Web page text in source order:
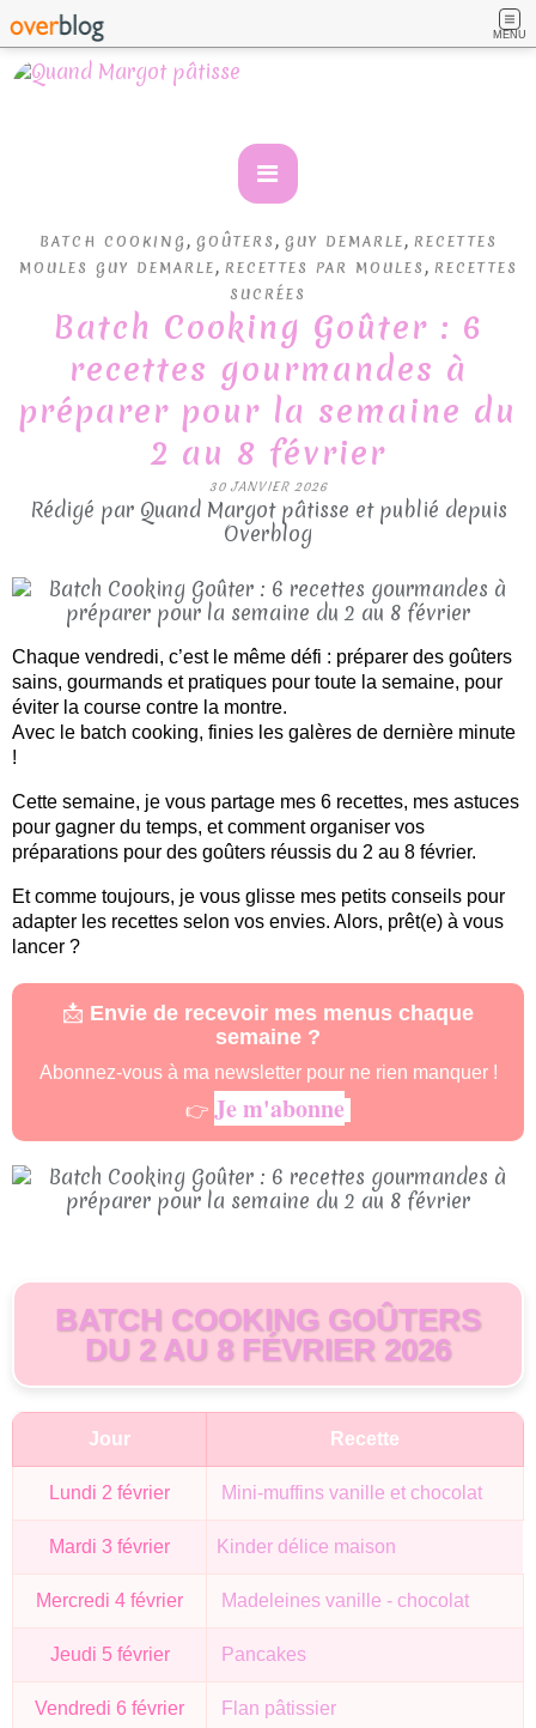
MENU
BATCH COOKING , GOÛTERS , GUY DEMARLE, RECETTES
MOULES GUY DEMARLE, RECETTES PAR MOULES , RECETTES
SUCRÉES
Batch Cooking Goûter : 6
recettes gourmandes à
préparer pour la semaine du
2 au 8 février
30 JANVIER 2026
Rédigé par Quand Margot pâtisse et publié depuis
Overblog
Chaque vendredi, c’est le même défi : préparer des goûters
sains, gourmands et pratiques pour toute la semaine, pour
éviter la course contre la montre.
Avec le batch cooking, finies les galères de dernière minute
!
Cette semaine, je vous partage mes 6 recettes, mes astuces
pour gagner du temps, et comment organiser vos
préparations pour des goûters réussis du 2 au 8 février.
Et comme toujours, je vous glisse mes petits conseils pour
adapter les recettes selon vos envies. Alors, prêt(e) à vous
lancer ?
📩 Envie de recevoir mes menus chaque
semaine ?
Abonnez-vous à ma newsletter pour ne rien manquer !
👉 Je m'abonne
BATCH COOKING GOÛTERS
DU 2 AU 8 FÉVRIER 2026
Jour Recette
Lundi 2 février Mini-muffins vanille et chocolat
Mardi 3 février Kinder délice maison
Mercredi 4 février Madeleines vanille - chocolat
Jeudi 5 février Pancakes
Vendredi 6 février Flan pâtissier